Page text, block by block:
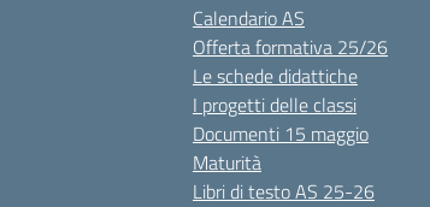
Calendario AS
Offerta formativa 25/26
Le schede didattiche
I progetti delle classi
Documenti 15 maggio
Maturità
Libri di testo AS 25-26